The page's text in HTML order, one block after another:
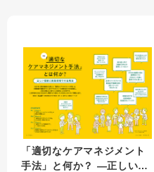
「適切なケアマネジメント
手法」と何か？ ―正しい理